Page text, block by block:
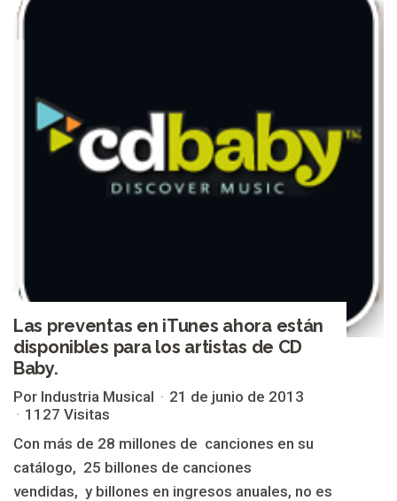
Las preventas en iTunes ahora están
disponibles para los artistas de CD
Baby.
Por Industria Musical
21 de junio de 2013
1127 Visitas
Con más de 28 millones de canciones en su
catálogo, 25 billones de canciones
vendidas, y billones en ingresos anuales, no es